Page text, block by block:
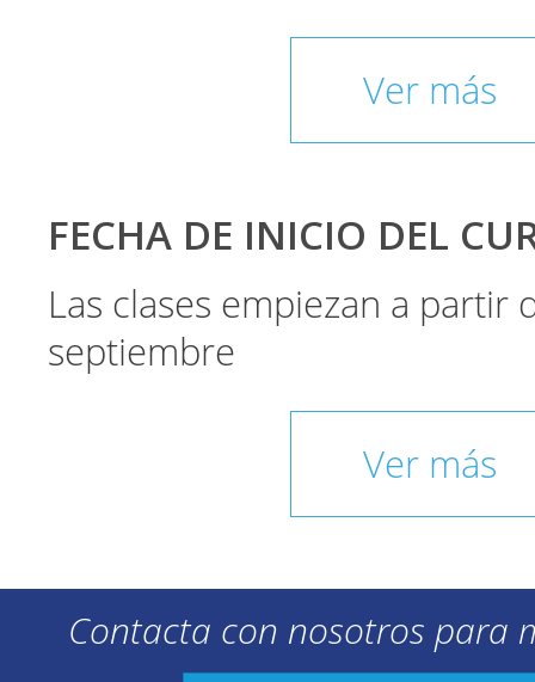
Ver más
FECHA DE INICIO DEL
Las clases empiezan a partir
septiembre
Ver más
Contacta con nosotros para